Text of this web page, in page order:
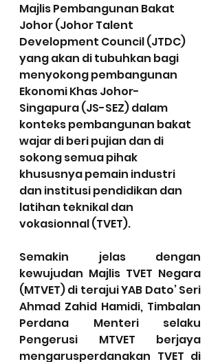
Majlis Pembangunan Bakat
Johor (Johor Talent
Development Council (JTDC)
yang akan di tubuhkan bagi
menyokong pembangunan
Ekonomi Khas Johor-
Singapura (JS-SEZ) dalam
konteks pembangunan bakat
wajar di beri pujian dan di
sokong semua pihak
khususnya pemain industri
dan institusi pendidikan dan
latihan teknikal dan
vokasionnal (TVET).
Semakin jelas dengan
kewujudan Majlis TVET Negara
(MTVET) di terajui YAB Dato’ Seri
Ahmad Zahid Hamidi, Timbalan
Perdana Menteri selaku
Pengerusi MTVET berjaya
mengarusperdanakan TVET di